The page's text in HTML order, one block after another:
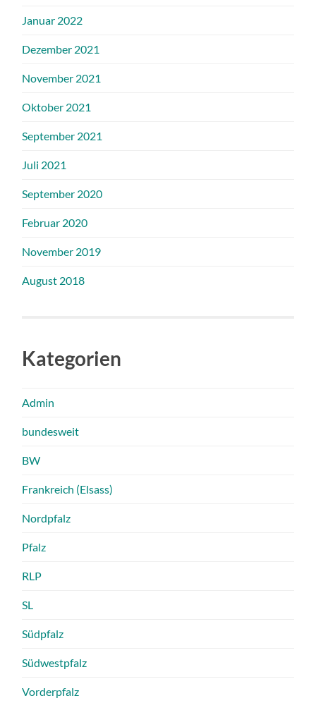
Januar 2022
Dezember 2021
November 2021
Oktober 2021
September 2021
Juli 2021
September 2020
Februar 2020
November 2019
August 2018
Kategorien
Admin
bundesweit
BW
Frankreich (Elsass)
Nordpfalz
Pfalz
RLP
SL
Südpfalz
Südwestpfalz
Vorderpfalz